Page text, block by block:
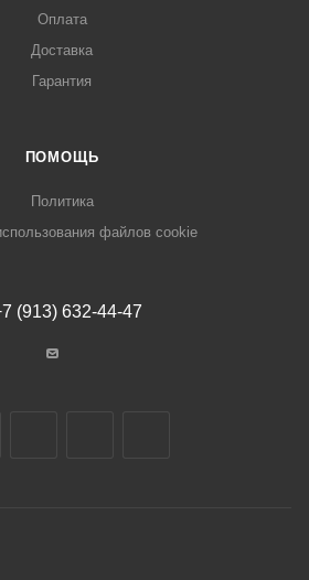
Оплата
Доставка
Гарантия
ПОМОЩЬ
Политика
файлов cookie
(913) 632-44-47